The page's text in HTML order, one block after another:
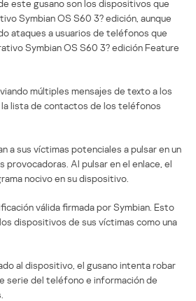
este gusano son los dispositivos que
Symbian OS S60 3? edición, aunque
ataques a usuarios de teléfonos que
Symbian OS S60 3? edición Feature
múltiples mensajes de texto a los
lista de contactos de los teléfonos
a sus víctimas potenciales a pulsar en un
provocadoras. Al pulsar en el enlace, el
nocivo en su dispositivo.
válida firmada por Symbian. Esto
dispositivos de sus víctimas como una
al dispositivo, el gusano intenta robar
serie del teléfono e información de